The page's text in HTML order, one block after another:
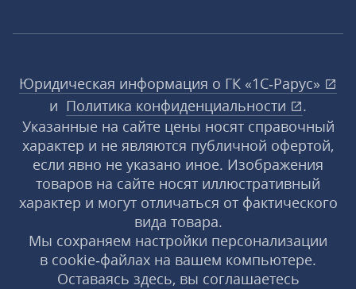
Юридическая информация о ГК «1С‑Рарус»
и Политика конфиденциальности
.
Указанные на сайте цены носят справочный
характер и не являются публичной офертой,
если явно не указано иное. Изображения
товаров на сайте носят иллюстративный
характер и могут отличаться от фактического
вида товара.
Мы сохраняем настройки персонализации
в cookie‑файлах на вашем компьютере.
Оставаясь здесь, вы соглашаетесь